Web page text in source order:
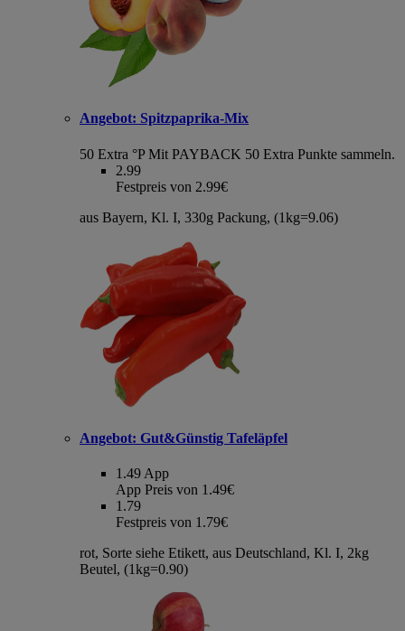
Angebot: Spitzpaprika-Mix
50 Extra °P Mit PAYBACK 50 Extra Punkte sammeln.
2.99
Festpreis von 2.99€
aus Bayern, Kl. I, 330g Packung, (1kg=9.06)
Angebot: Gut&Günstig Tafeläpfel
1.49 App
App Preis von 1.49€
1.79
Festpreis von 1.79€
rot, Sorte siehe Etikett, aus Deutschland, Kl. I, 2kg
Beutel, (1kg=0.90)